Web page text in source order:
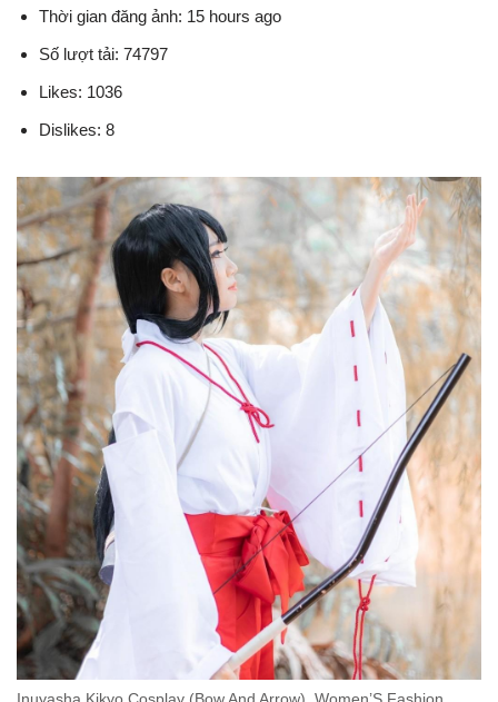
Thời gian đăng ảnh: 15 hours ago
Số lượt tải: 74797
Likes: 1036
Dislikes: 8